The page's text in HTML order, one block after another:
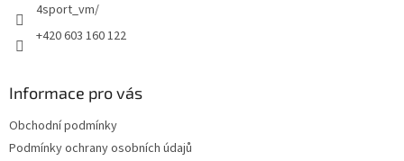
4sport_vm/
+420 603 160 122
Informace pro vás
Obchodní podmínky
Podmínky ochrany osobních údajů